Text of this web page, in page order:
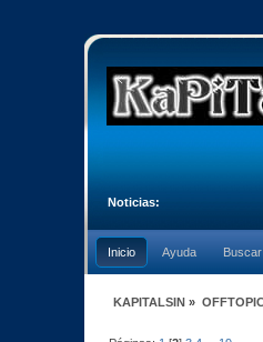
Noticias:
Inicio Ayuda Buscar
KAPITALSIN »